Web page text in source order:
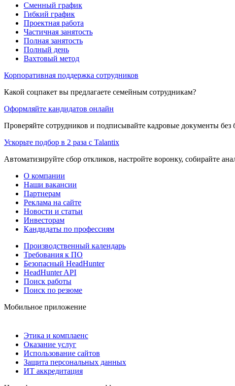
Сменный график
Гибкий график
Проектная работа
Частичная занятость
Полная занятость
Полный день
Вахтовый метод
Корпоративная поддержка сотрудников
Какой соцпакет вы предлагаете семейным сотрудникам?
Оформляйте кандидатов онлайн
Проверяйте сотрудников и подписывайте кадровые документы без
Ускорьте подбор в 2 раза с Talantix
Автоматизируйте сбор откликов, настройте воронку, собирайте
О компании
Наши вакансии
Партнерам
Реклама на сайте
Новости и статьи
Инвесторам
Кандидаты по профессиям
Производственный календарь
Требования к ПО
Безопасный HeadHunter
HeadHunter API
Поиск работы
Поиск по резюме
Мобильное приложение
Этика и комплаенс
Оказание услуг
Использование сайтов
Защита персональных данных
ИТ аккредитация